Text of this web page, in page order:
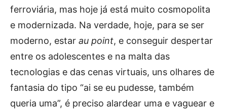
ferroviária, mas hoje já está muito cosmopolita
e modernizada. Na verdade, hoje, para se ser
moderno, estar au point, e conseguir despertar
entre os adolescentes e na malta das
tecnologias e das cenas virtuais, uns olhares de
fantasia do tipo “ai se eu pudesse, também
queria uma”, é preciso alardear uma e vaguear e